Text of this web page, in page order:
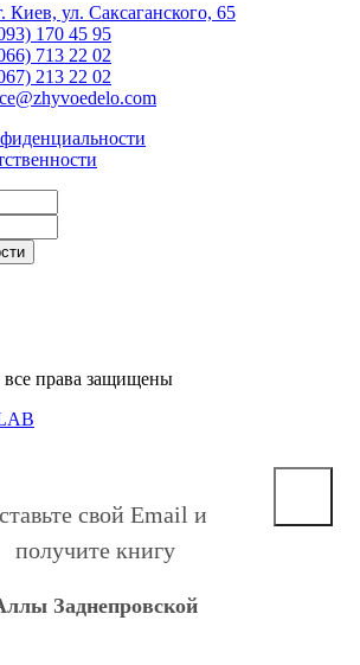
Киев, ул. Саксаганского, 65
170 45 95
713 22 02
213 22 02
права защищены
свой Email и
получите книгу
Заднепровской